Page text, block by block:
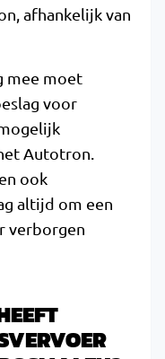
afhankelijk van
mee moet
voor
Autotron.
ook
altijd om een
verborgen